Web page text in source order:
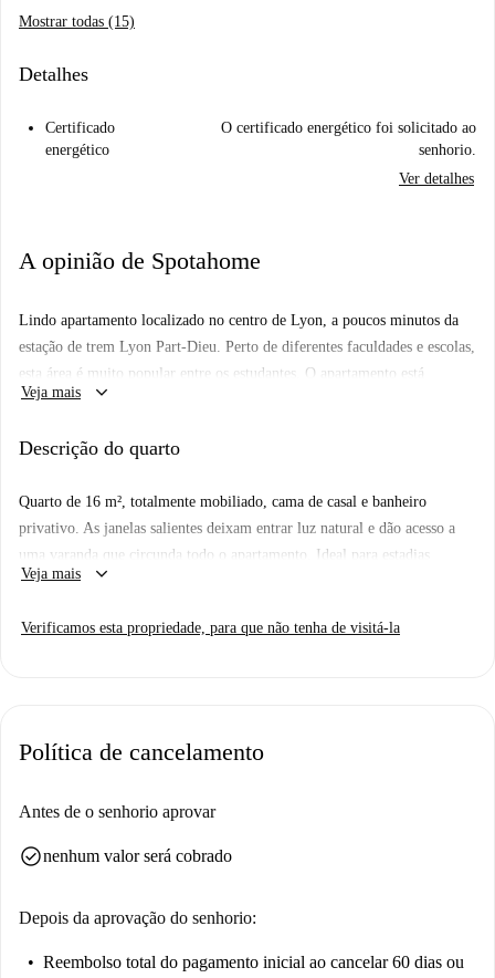
Mostrar todas (15)
Detalhes
Certificado
energético
O certificado energético foi solicitado ao
senhorio.
Ver detalhes
A opinião de Spotahome
Lindo apartamento localizado no centro de Lyon, a poucos minutos da
estação de trem Lyon Part-Dieu. Perto de diferentes faculdades e escolas,
esta área é muito popular entre os estudantes. O apartamento está
localizado no último andar, com elevador e varanda privativa, comum a
quartos grandes, dois banheiros grandes, um toalete separado, uma
Veja mais keyboard_arrow_down
Descrição do quarto
Quarto de 16 m², totalmente mobiliado, cama de casal e banheiro
privativo. As janelas salientes deixam entrar luz natural e dão acesso a
uma varanda que circunda todo o apartamento. Ideal para estadias
longas, este quarto inclui uma área de trabalho. O quarto também possui
clássico e elegante. Este lindo apartamento está localizado no centro de
totalmente reformado tem seis quartos grandes, dois banheiros, um
seguro residencial. O apartamento é elegível para APL (locação
individual).
Veja mais keyboard_arrow_down
Verificamos esta propriedade, para que não tenha de visitá-la
Política de cancelamento
Antes de o senhorio aprovar
check_circlenenhum valor será cobrado
Depois da aprovação do senhorio:
Reembolso total do pagamento inicial ao cancelar 60 dias ou